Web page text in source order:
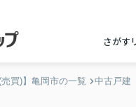
さがす
(売買)】亀岡市の一覧 中古戸建